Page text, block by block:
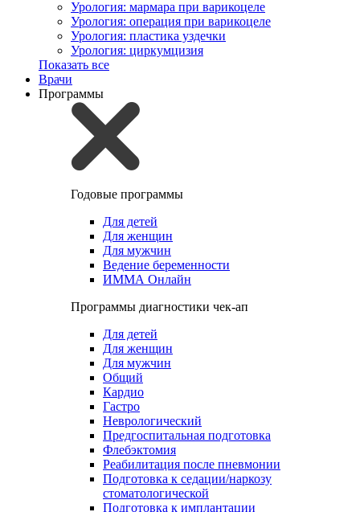
Урология: мармара при варикоцеле
Урология: операция при варикоцеле
Урология: пластика уздечки
Урология: циркумцизия
Показать все
Врачи
Программы
Годовые программы
Для детей
Для женщин
Для мужчин
Ведение беременности
ИММА Онлайн
Программы диагностики чек-ап
Для детей
Для женщин
Для мужчин
Общий
Кардио
Гастро
Неврологический
Предгоспитальная подготовка
Флебэктомия
Реабилитация после пневмонии
Подготовка к седации/наркозу
стоматологической
Подготовка к имплантации